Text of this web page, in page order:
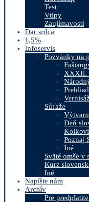
Test
Vtipy
Zaujímavosti
Dar srdca
1,5%
Infoservis
Pozvánky na
XXXII.
Súťaže
Deň
Poznaj
Iné
Sväté omše v
Kurz
Iné
Napíšte nám
Archív
Pre